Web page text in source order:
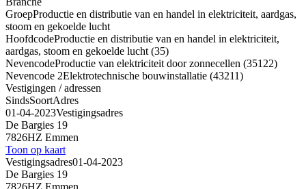
GroepProductie en distributie van en handel in elektriciteit, aardgas,
stoom en gekoelde lucht
HoofdcodeProductie en distributie van en handel in elektriciteit,
aardgas, stoom en gekoelde lucht (35)
NevencodeProductie van elektriciteit door zonnecellen (35122)
Nevencode 2Elektrotechnische bouwinstallatie (43211)
Vestigingen / adressen
SindsSoortAdres
01-04-2023Vestigingsadres
De Bargies 19
7826HZ Emmen
Toon op kaart
Vestigingsadres01-04-2023
De Bargies 19
7826HZ Emmen